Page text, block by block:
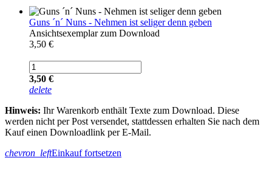
Guns ´n´ Nuns - Nehmen ist seliger denn geben
Ansichtsexemplar zum Download
3,50 €
3,50 €
delete
Hinweis: Ihr Warenkorb enthält Texte zum Download. Diese
werden nicht per Post versendet, stattdessen erhalten Sie nach dem
Kauf einen Downloadlink per E-Mail.
chevron_leftEinkauf fortsetzen